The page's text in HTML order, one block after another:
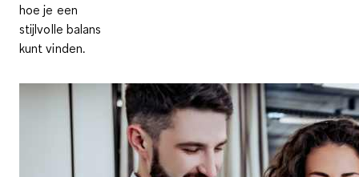
hoe je een
stijlvolle balans
kunt vinden.